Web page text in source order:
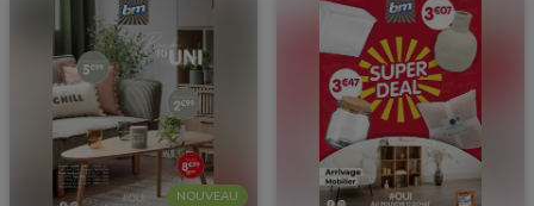
NOUVEAU